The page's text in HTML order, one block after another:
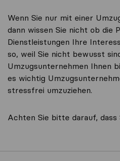
Wenn Sie nur mit einer
dann wissen Sie nicht ob die
Dienstleistungen Ihre
so, weil Sie nicht bewusst
Umzugsunternehmen Ihnen
es wichtig
stressfrei umzuziehen.
Achten Sie bitte darauf, dass